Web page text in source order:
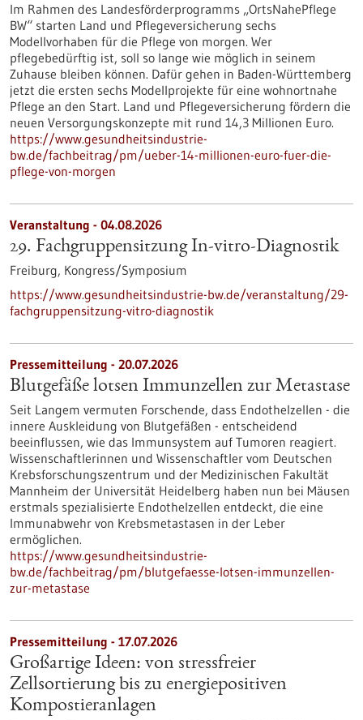
Im Rahmen des Landesförderprogramms „OrtsNahePflege
BW“ starten Land und Pflegeversicherung sechs
Modellvorhaben für die Pflege von morgen. Wer
pflegebedürftig ist, soll so lange wie möglich in seinem
Zuhause bleiben können. Dafür gehen in Baden-Württemberg
jetzt die ersten sechs Modellprojekte für eine wohnortnahe
Pflege an den Start. Land und Pflegeversicherung fördern die
neuen Versorgungskonzepte mit rund 14,3 Millionen Euro.
https://www.gesundheitsindustrie-
bw.de/fachbeitrag/pm/ueber-14-millionen-euro-fuer-die-
pflege-von-morgen
Veranstaltung - 04.08.2026
29. Fachgruppensitzung In-vitro-Diagnostik
Freiburg, Kongress/Symposium
https://www.gesundheitsindustrie-bw.de/veranstaltung/29-
fachgruppensitzung-vitro-diagnostik
Pressemitteilung - 20.07.2026
Blutgefäße lotsen Immunzellen zur Metastase
Seit Langem vermuten Forschende, dass Endothelzellen - die
innere Auskleidung von Blutgefäßen - entscheidend
beeinflussen, wie das Immunsystem auf Tumoren reagiert.
Wissenschaftlerinnen und Wissenschaftler vom Deutschen
Krebsforschungszentrum und der Medizinischen Fakultät
Mannheim der Universität Heidelberg haben nun bei Mäusen
erstmals spezialisierte Endothelzellen entdeckt, die eine
Immunabwehr von Krebsmetastasen in der Leber
ermöglichen.
https://www.gesundheitsindustrie-
bw.de/fachbeitrag/pm/blutgefaesse-lotsen-immunzellen-
zur-metastase
Pressemitteilung - 17.07.2026
Großartige Ideen: von stressfreier
Zellsortierung bis zu energiepositiven
Kompostieranlagen